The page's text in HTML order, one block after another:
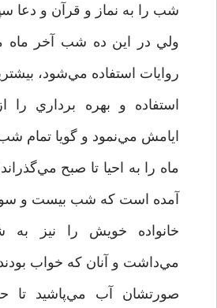
شب را به نماز و قرآن و دعا
ولي در اين ده شب آخر ماه
روايات استفاده مي‌شود،‌
استفاده و بهره برداري را
ايامش مي‌نمود و گويا تمام
ماه را به احيا تا صبح
آمده است که شب بيست و
خانواده خويش را نيز به
مي‌داشت و آنان که خواب
صورتشان آب مي‌پاشيد تا